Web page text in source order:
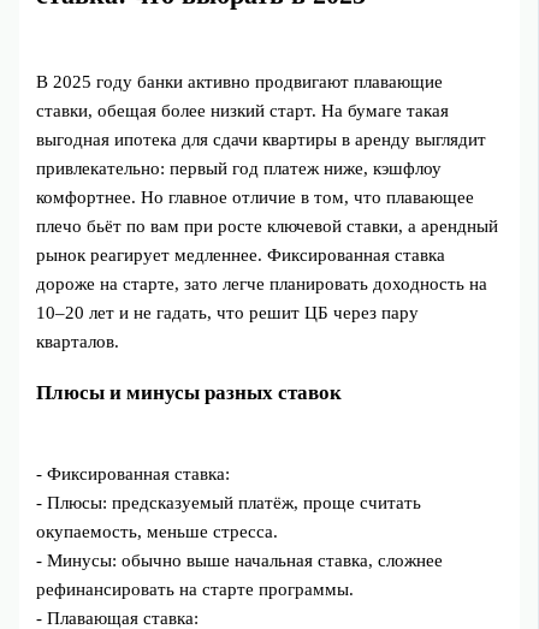
В 2025 году банки активно продвигают плавающие
ставки, обещая более низкий старт. На бумаге такая
выгодная ипотека для сдачи квартиры в аренду выглядит
привлекательно: первый год платеж ниже, кэшфлоу
комфортнее. Но главное отличие в том, что плавающее
плечо бьёт по вам при росте ключевой ставки, а арендный
рынок реагирует медленнее. Фиксированная ставка
дороже на старте, зато легче планировать доходность на
10–20 лет и не гадать, что решит ЦБ через пару
кварталов.
Плюсы и минусы разных ставок
- Фиксированная ставка:
- Плюсы: предсказуемый платёж, проще считать
окупаемость, меньше стресса.
- Минусы: обычно выше начальная ставка, сложнее
рефинансировать на старте программы.
- Плавающая ставка: